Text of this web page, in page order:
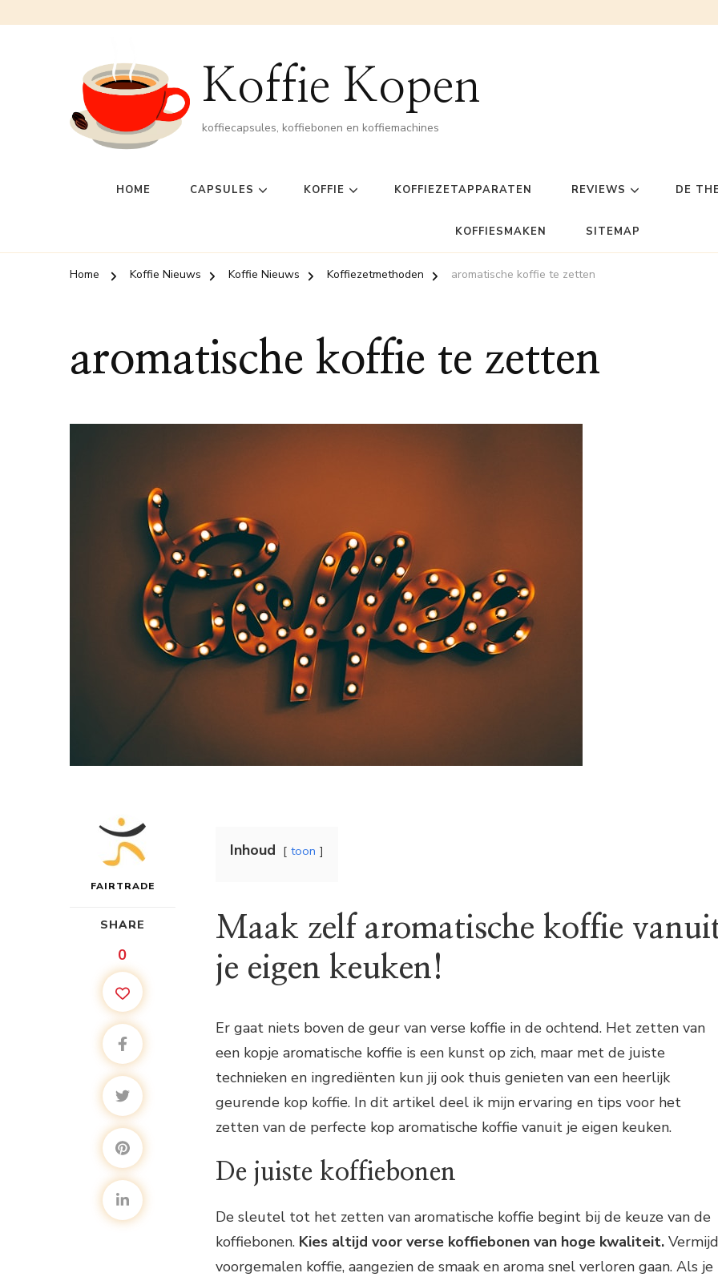
Koffie Kopen
koffiecapsules, koffiebonen en koffiemachines
HOME CAPSULES KOFFIE KOFFIEZETAPPARATEN REVIEWS DE
KOFFIESMAKEN SITEMAP
Home Koffie Nieuws Koffie Nieuws Koffiezetmethoden aromatische koffie te zetten
aromatische koffie te zetten
FAIRTRADE
SHARE
0
Inhoud toon
Maak zelf aromatische koffie
je eigen keuken!
Er gaat niets boven de geur van verse koffie in de ochtend. Het zetten van
een kopje aromatische koffie is een kunst op zich, maar met de juiste
technieken en ingrediënten kun jij ook thuis genieten van een heerlijk
geurende kop koffie. In dit artikel deel ik mijn ervaring en tips voor het
zetten van de perfecte kop aromatische koffie vanuit je eigen keuken.
De juiste koffiebonen
De sleutel tot het zetten van aromatische koffie begint bij de keuze van de
koffiebonen. Kies altijd voor verse koffiebonen van hoge kwaliteit. Vermijd
voorgemalen koffie, aangezien de smaak en aroma snel verloren gaan. Als je